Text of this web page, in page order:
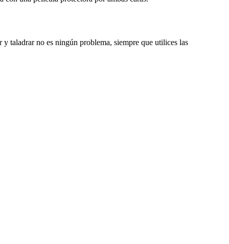
taladrar no es ningún problema, siempre que utilices las